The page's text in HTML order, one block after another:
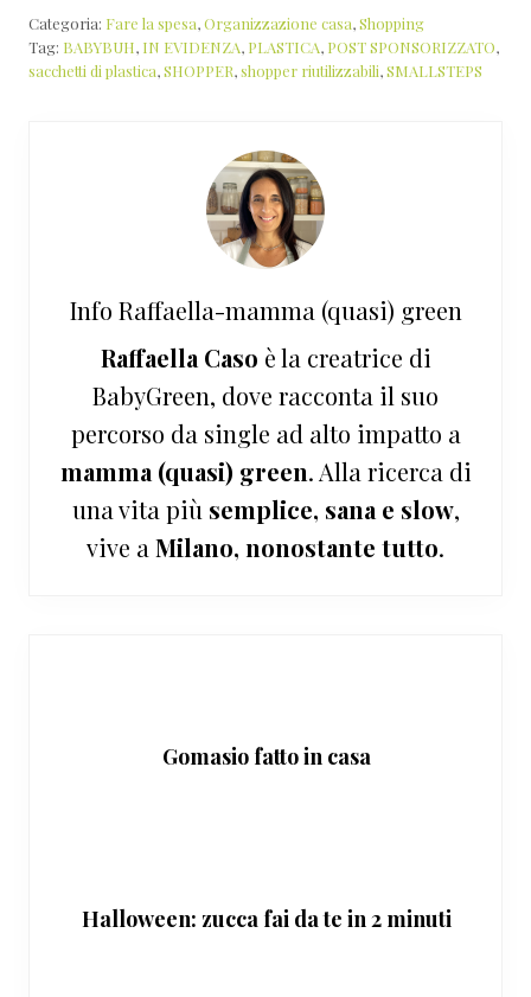
Categoria: Fare la spesa,Organizzazione casa,Shopping
Tag: BABYBUH, IN EVIDENZA, PLASTICA, POST SPONSORIZZATO,
sacchetti di plastica,SHOPPER,shopper riutilizzabili,SMALLSTEPS
Info Raffaella-mamma (quasi) green
Raffaella Caso è la creatrice di
BabyGreen, dove racconta il suo
percorso da single ad alto impatto a
mamma (quasi) green. Alla ricerca di
una vita più semplice, sana e slow,
vive a Milano, nonostante tutto.
Gomasio fatto in casa
Halloween: zucca fai da te in 2 minuti